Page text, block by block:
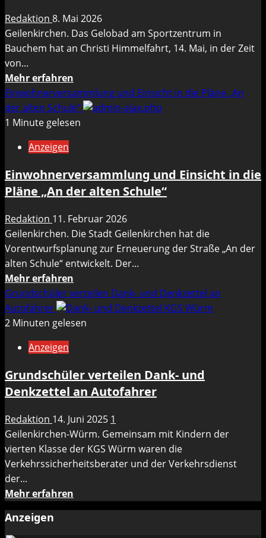
Redaktion 8. Mai 2026
Geilenkirchen. Das Gelobad am Sportzentrum in
Bauchem hat an Christi Himmelfahrt, 14. Mai, in der Zeit
von...
Mehr erfahren
Informationen
über
Gelobad
Himmelfahrt
geöffnet
Einwohnerversammlung und Einsicht in die Pläne „An
der alten Schule“
1 Minute gelesen
Anzeigen
Einwohnerversammlung und Einsicht in die
Pläne „An der alten Schule“
Redaktion 11. Februar 2026
Geilenkirchen. Die Stadt Geilenkirchen hat die
Vorentwurfsplanung zur Erneuerung der Straße „An der
alten Schule“ entwickelt. Der...
Mehr erfahren
Informationen
über
Einwohnerversammlung
die
Pläne
der
alten
Schule“
Grundschüler verteilen Dank- und Denkzettel an
Autofahrer
2 Minuten gelesen
Anzeigen
Grundschüler verteilen Dank- und
Denkzettel an Autofahrer
Redaktion 14. Juni 2025 1
Geilenkirchen-Würm. Gemeinsam mit Kindern der
vierten Klasse der KGS Würm waren die
Verkehrssicherheitsberater und der Verkehrsdienst
der...
Mehr erfahren
Informationen
Anzeigen